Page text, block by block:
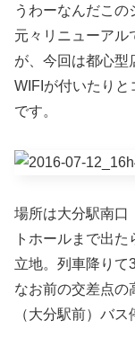
うわーなんだこの
元々リニューアル
が、今回は都心型
WIFIが付いたりと
です。
場所は大分駅南口
トホールまで出
立地。列車降りて
なお前の交差点の
（大分駅前）バス